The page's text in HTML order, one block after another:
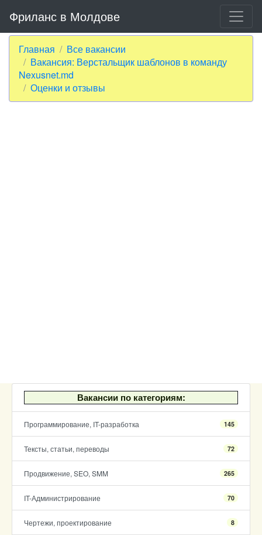
Фриланс в Молдове
Главная
Все вакансии
Вакансия: Верстальщик шаблонов в команду
Nexusnet.md
Оценки и отзывы
Вакансии по категориям:
Программирование, IT-разработка 145
Тексты, статьи, переводы 72
Продвижение, SEO, SMM 265
IT-Администрирование 70
Чертежи, проектирование 8